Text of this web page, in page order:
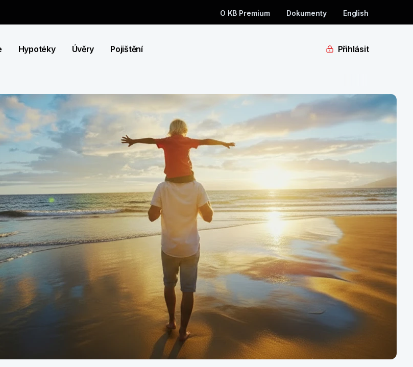
O KB Premium Dokumenty English
Hypotéky Úvěry Pojištění Přihlásit